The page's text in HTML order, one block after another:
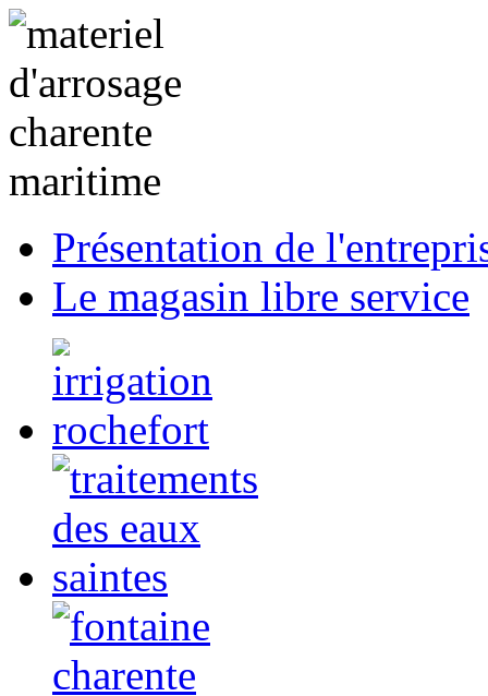
Présentation de
Le magasin libre service